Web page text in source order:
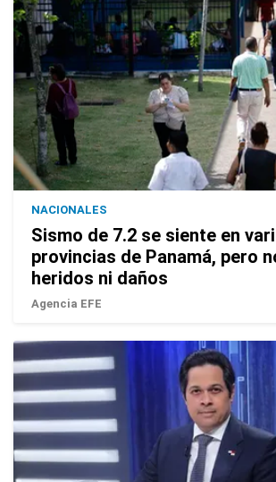
NACIONALES
Sismo de 7.2 se siente en
provincias de Panamá, pero
heridos ni daños
Agencia EFE